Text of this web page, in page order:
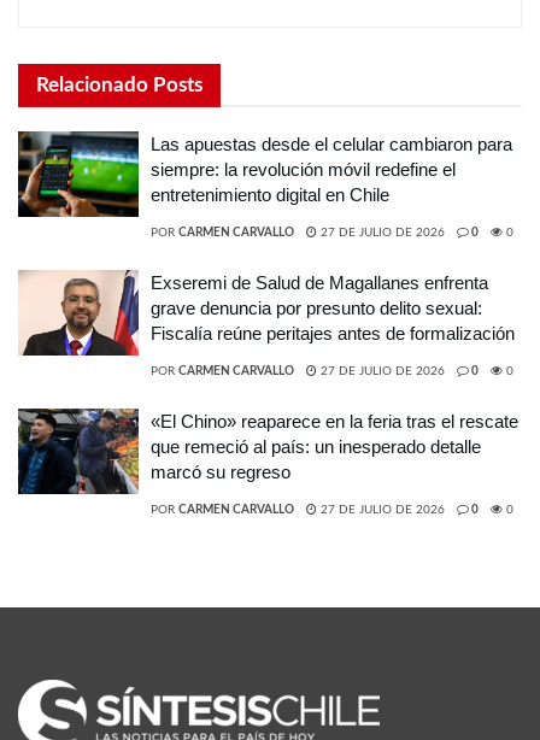
Relacionado Posts
Las apuestas desde el celular cambiaron para
siempre: la revolución móvil redefine el
entretenimiento digital en Chile
POR CARMEN CARVALLO 27 DE JULIO DE 2026 0 0
Exseremi de Salud de Magallanes enfrenta
grave denuncia por presunto delito sexual:
Fiscalía reúne peritajes antes de formalización
POR CARMEN CARVALLO 27 DE JULIO DE 2026 0 0
«El Chino» reaparece en la feria tras el rescate
que remeció al país: un inesperado detalle
marcó su regreso
POR CARMEN CARVALLO 27 DE JULIO DE 2026 0 0